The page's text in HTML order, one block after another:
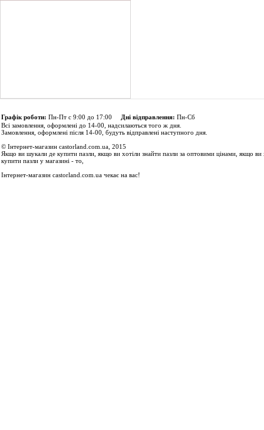
Графік роботи: Пн-Пт с 9:00 до 17:00 Дні відправлення: Пн-Сб
Всі замовлення, оформлені до 14-00, надсилаються того ж дня.
Замовлення, оформлені після 14-00, будуть відправлені наступного дня.
© Інтернет-магазин castorland.com.ua, 2015
Якщо ви шукали де купити пазли, якщо ви хотіли знайти пазли за оптовими цінами, якщо ви
купити пазли у магазині - то,
Інтернет-магазин castorland.com.ua чекає на вас!